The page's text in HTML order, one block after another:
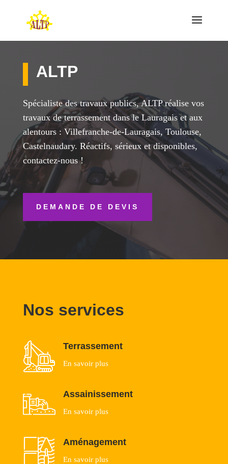
ALTP
Spécialiste des travaux publics, ALTP réalise vos
travaux de terrassement dans le Lauragais et aux
alentours : Villefranche-de-Lauragais, Toulouse,
Castelnaudary. Réactifs, sérieux et disponibles,
contactez-nous !
DEMANDE DE DEVIS
Nos services
Terrassement
En savoir plus
Assainissement
En savoir plus
Aménagement
En savoir plus